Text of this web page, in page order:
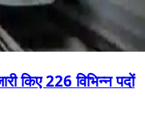
226 विभिन्न पदों